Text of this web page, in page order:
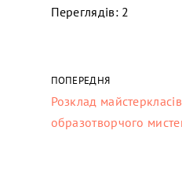
Переглядів: 2
ПОПЕРЕДНЯ
Розклад
образотворчого